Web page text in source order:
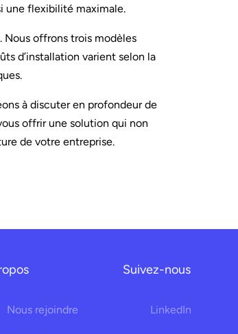
une flexibilité maximale.
Nous offrons trois modèles
d’installation varient selon la
à discuter en profondeur de
offrir une solution qui non
de votre entreprise.
Nous rejoindre
Suivez-nous
LinkedIn